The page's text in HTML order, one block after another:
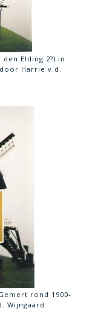
Elding 2?) in
Harrie v.d.
rond 1900-
Wijngaard